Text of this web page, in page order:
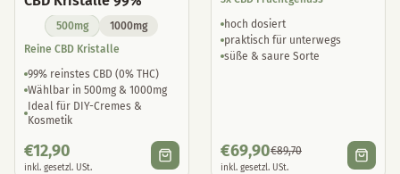
500mg
1000mg
Reine CBD Kristalle
99% reinstes CBD (0% THC)
Wählbar in 500mg & 1000mg
Ideal für DIY-Cremes &
Kosmetik
€12,90
inkl. gesetzl. USt.
hoch dosiert
praktisch für unterwegs
süße & saure Sorte
€69,90€89,70
inkl. gesetzl. USt.